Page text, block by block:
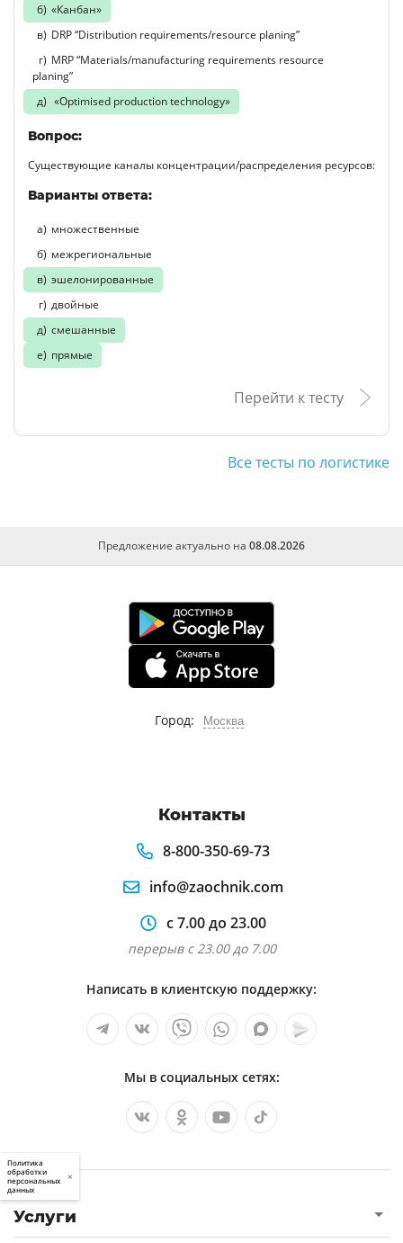
«Канбан»
DRP “Distribution requirements/resource planing”
MRP “Materials/manufacturing requirements resource
planing”
«Optimised production technology»
Вопрос:
Существующие каналы концентрации/распределения ресурсов:
Варианты ответа:
множественные
межрегиональные
эшелонированные
двойные
смешанные
прямые
Перейти к тесту
Все тесты по логистике
Предложение актуально на 08.08.2026
Город: Москва
Контакты
8-800-350-69-73
info@zaochnik.com
с 7.00 до 23.00
перерыв с 23.00 до 7.00
Написать в клиентскую поддержку:
Мы в социальных сетях:
Услуги
Политика
обработки
персональных
данных
×